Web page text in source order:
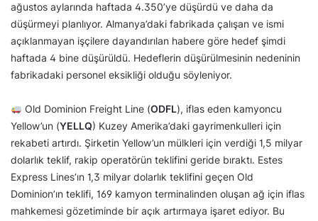
ağustos aylarında haftada 4.350’ye düşürdü ve daha da
düşürmeyi planlıyor. Almanya’daki fabrikada çalışan ve ismi
açıklanmayan işçilere dayandırılan habere göre hedef şimdi
haftada 4 bine düşürüldü. Hedeflerin düşürülmesinin nedeninin
fabrikadaki personel eksikliği olduğu söyleniyor.
Old Dominion Freight Line (ODFL), iflas eden kamyoncu
Yellow’un (YELLQ) Kuzey Amerika’daki gayrimenkulleri için
rekabeti artırdı. Şirketin Yellow’un mülkleri için verdiği 1,5 milyar
dolarlık teklif, rakip operatörün teklifini geride bıraktı. Estes
Express Lines’ın 1,3 milyar dolarlık teklifini geçen Old
Dominion’ın teklifi, 169 kamyon terminalinden oluşan ağ için iflas
mahkemesi gözetiminde bir açık artırmaya işaret ediyor. Bu